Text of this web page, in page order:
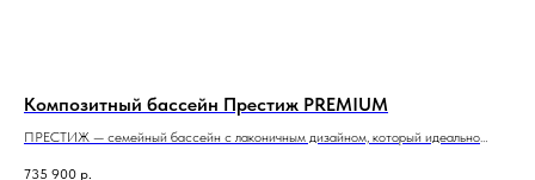
Композитный бассейн Престиж PREMIUM
ПРЕСТИЖ — семейный бассейн с лаконичным дизайном, который идеально
735 900 р.